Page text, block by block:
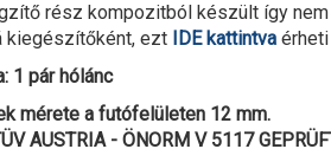
rész kompozitból készült így
kiegészítőként, ezt IDE kattintva érheti
1 pár hólánc
mérete a futófelületen 12 mm.
AUSTRIA - ÖNORM V 5117